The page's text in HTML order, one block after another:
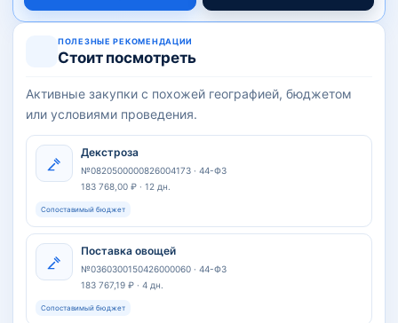
ПОЛЕЗНЫЕ РЕКОМЕНДАЦИИ
Стоит посмотреть
Активные закупки с похожей географией, бюджетом
или условиями проведения.
Декстроза
№0820500000826004173 · 44-ФЗ
183 768,00 ₽ · 12 дн.
Сопоставимый бюджет
Поставка овощей
№0360300150426000060 · 44-ФЗ
183 767,19 ₽ · 4 дн.
Сопоставимый бюджет